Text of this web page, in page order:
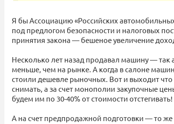
Я бы Ассоциацию «Российских
под предлогом безопасности и налоговых
принятия закона — бешеное увеличение
Несколько лет назад продавал машину — так
меньше, чем на рынке. А когда в салоне
стоили дешевле рыночных. Вот и выходит что
снимать, а за счет монополии закупочные
будем им по 30-40% от стоимости отстегивать!
А на счет предпродажной подготовки — то